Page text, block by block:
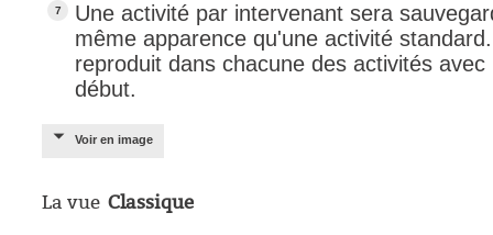
Une activité par intervenant sera
même apparence qu'une activité
reproduit dans chacune des activités
début.
Voir en image
La vue Classique